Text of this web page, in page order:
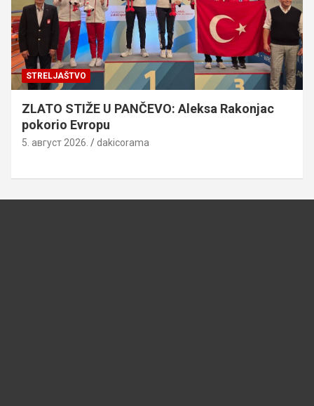
STRELJAŠTVO
ZLATO STIŽE U PANČEVO: Aleksa Rakonjac
pokorio Evropu
5. август 2026. dakicorama